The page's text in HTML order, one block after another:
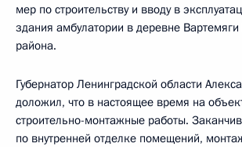
мер по строительству и вводу в
здания амбулатории в деревне
района.
Губернатор Ленинградской области
доложил, что в настоящее время на
строительно-монтажные работы.
по внутренней отделке помещений,